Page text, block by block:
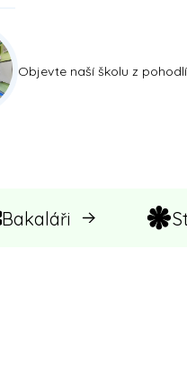
Objevte naší školu z
Bakaláři